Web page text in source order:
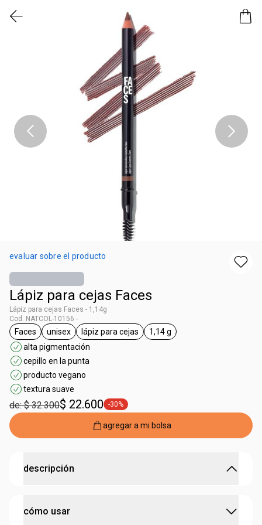
evaluar sobre el producto
Lápiz para cejas Faces
Lápiz para cejas Faces - 1,14g
Cod. NATCOL-10156 -
general.tag Faces
Faces
general.tag unisex
unisex
general.tag lápiz para cejas
lápiz para cejas
general.tag 1,14 g
1,14 g
alta pigmentación
cepillo en la punta
producto vegano
textura suave
de: $ 32.300$ 22.600 general.tag -30%
-30%
agregar a mi bolsa
descripción
• cejas naturalmente rellenadas
cómo usar